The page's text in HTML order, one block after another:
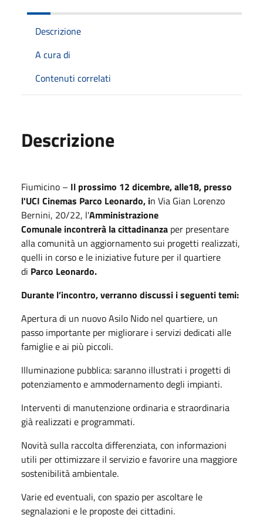
Descrizione
A cura di
Contenuti correlati
Descrizione
Fiumicino – Il prossimo 12 dicembre, alle18, presso
l'UCI Cinemas Parco Leonardo, in Via Gian Lorenzo
Bernini, 20/22, l'Amministrazione
Comunale incontrerà la cittadinanza per presentare
alla comunità un aggiornamento sui progetti realizzati,
quelli in corso e le iniziative future per il quartiere
di Parco Leonardo.
Durante l’incontro, verranno discussi i seguenti temi:
Apertura di un nuovo Asilo Nido nel quartiere, un
passo importante per migliorare i servizi dedicati alle
famiglie e ai più piccoli.
Illuminazione pubblica: saranno illustrati i progetti di
potenziamento e ammodernamento degli impianti.
Interventi di manutenzione ordinaria e straordinaria
già realizzati e programmati.
Novità sulla raccolta differenziata, con informazioni
utili per ottimizzare il servizio e favorire una maggiore
sostenibilità ambientale.
Varie ed eventuali, con spazio per ascoltare le
segnalazioni e le proposte dei cittadini.